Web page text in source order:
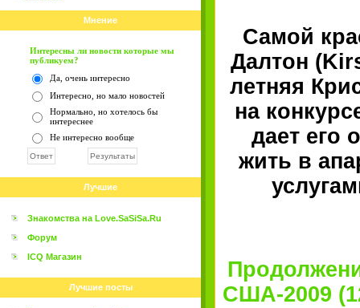
Мнение
Интересны ли новости которые мы
публикуем?
Да, очень интересно
Интересно, но мало новостей
Нормально, но хотелось бы
интереснее
Не интересно вообще
Лучшие
Знакомства на Love.SaSiSa.Ru
Форум
ICQ Магазин
Лучшие посты
Самой
Далтон
летняя
на
дает его
жить в
США-2009